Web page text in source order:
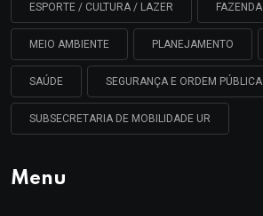
ESPORTE / CULTURA / LAZER FAZENDA
MEIO AMBIENTE PLANEJAMENTO
SAÚDE SEGURANÇA E ORDEM PÚBLICA
SUBSECRETARIA DE MOBILIDADE UR
Menu